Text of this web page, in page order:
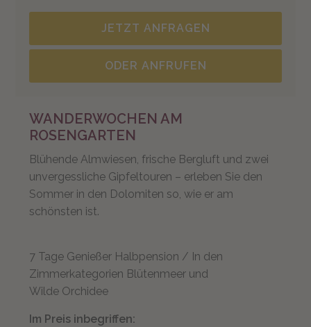
JETZT ANFRAGEN
ODER ANFRUFEN
WANDERWOCHEN AM
ROSENGARTEN
Blühende Almwiesen, frische Bergluft und zwei
unvergessliche Gipfeltouren – erleben Sie den
Sommer in den Dolomiten so, wie er am
schönsten ist.
7 Tage Genießer Halbpension / In den
Zimmerkategorien Blütenmeer und
Wilde Orchidee
Im Preis inbegriffen: